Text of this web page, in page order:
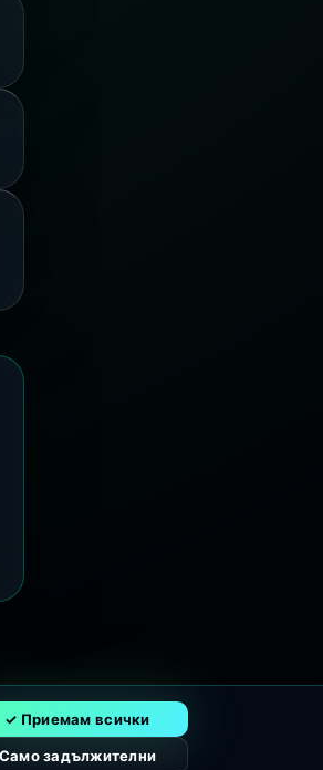
✓ Приемам всички
Само задължителни